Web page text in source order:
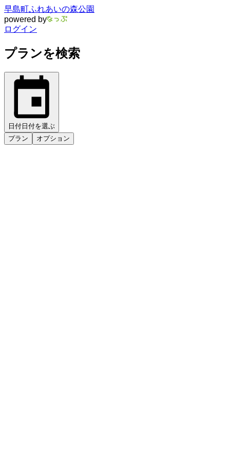
早島町ふれあいの森公園
powered by
ログイン
プランを検索
日付 日付を選ぶ
プラン
オプション